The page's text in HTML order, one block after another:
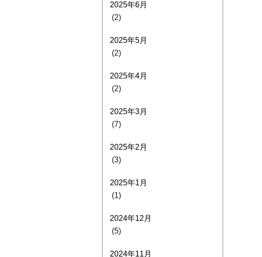
2025年6月
(2)
2025年5月
(2)
2025年4月
(2)
2025年3月
(7)
2025年2月
(3)
2025年1月
(1)
2024年12月
(5)
2024年11月